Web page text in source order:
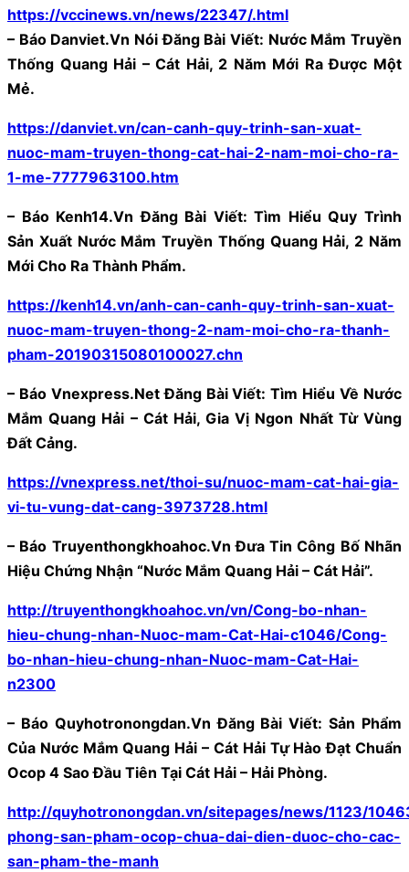
https://vccinews.vn/news/22347/.html
– Báo Danviet.Vn Nói Đăng Bài Viết: Nước Mắm Truyền
Thống Quang Hải – Cát Hải, 2 Năm Mới Ra Được Một
Mẻ.
https://danviet.vn/can-canh-quy-trinh-san-xuat-
nuoc-mam-truyen-thong-cat-hai-2-nam-moi-cho-ra-
1-me-7777963100.htm
– Báo Kenh14.Vn Đăng Bài Viết: Tìm Hiểu Quy Trình
Sản Xuất Nước Mắm Truyền Thống Quang Hải, 2 Năm
Mới Cho Ra Thành Phẩm.
https://kenh14.vn/anh-can-canh-quy-trinh-san-xuat-
nuoc-mam-truyen-thong-2-nam-moi-cho-ra-thanh-
pham-20190315080100027.chn
– Báo Vnexpress.Net Đăng Bài Viết: Tìm Hiểu Về Nước
Mắm Quang Hải – Cát Hải, Gia Vị Ngon Nhất Từ Vùng
Đất Cảng.
https://vnexpress.net/thoi-su/nuoc-mam-cat-hai-gia-
vi-tu-vung-dat-cang-3973728.html
– Báo Truyenthongkhoahoc.Vn Đưa Tin Công Bố Nhãn
Hiệu Chứng Nhận “Nước Mắm Quang Hải – Cát Hải”.
http://truyenthongkhoahoc.vn/vn/Cong-bo-nhan-
hieu-chung-nhan-Nuoc-mam-Cat-Hai-c1046/Cong-
bo-nhan-hieu-chung-nhan-Nuoc-mam-Cat-Hai-
n2300
– Báo Quyhotronongdan.Vn Đăng Bài Viết: Sản Phẩm
Của Nước Mắm Quang Hải – Cát Hải Tự Hào Đạt Chuẩn
Ocop 4 Sao Đầu Tiên Tại Cát Hải – Hải Phòng.
http://quyhotronongdan.vn/sitepages/news/1123/
phong-san-pham-ocop-chua-dai-dien-duoc-cho-cac-
san-pham-the-manh